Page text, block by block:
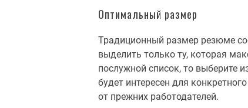
Оптимальный размер
Традиционный размер резюме
выделить только ту, которая
послужной список, то выберите
будет интересен для
от прежних работодателей.